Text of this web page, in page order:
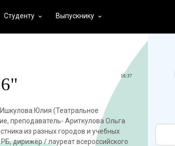
Студенту keyboard_arrow_down Выпускнику keyboard_arrow_down
16:37
Юлия (Театральное
преподаватель- Ариткулова Ольга
из разных городов и учебных
дирижёр / лауреат всероссийского